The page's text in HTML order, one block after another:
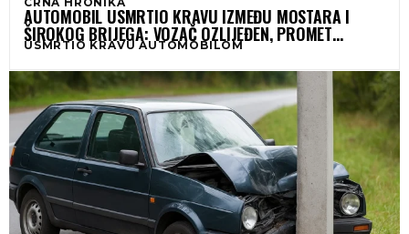
AUTOMOBIL USMRTIO KRAVU IZMEĐU MOSTARA I
ŠIROKOG BRIJEGA: VOZAČ OZLIJEĐEN, PROMET
SATIMA BIO USPOREN
USMRTIO KRAVU AUTOMOBILOM